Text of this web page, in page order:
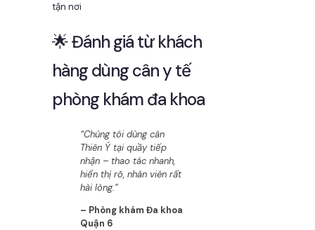
tận nơi
🌟 Đánh giá từ khách
hàng dùng cân y tế
phòng khám đa khoa
“Chúng tôi dùng cân
Thiên Ý tại quầy tiếp
nhận – thao tác nhanh,
hiển thị rõ, nhân viên rất
hài lòng.”
– Phòng khám Đa khoa
Quận 6